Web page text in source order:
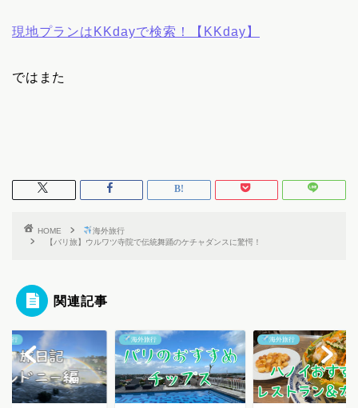
現地プランはKKdayで検索！【KKday】
ではまた
HOME
海外旅行
【バリ旅】ウルワツ寺院で伝統舞踊のケチャダンスに驚愕！
関連記事
旅行 海外旅行 海外旅行